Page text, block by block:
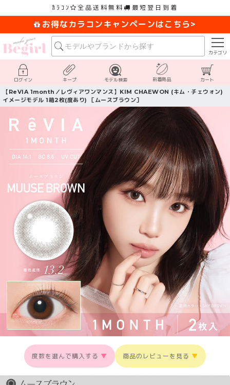
ｶﾗｺﾝ 全品送料無料 最短翌日到着
お得なカラコンキャンペーンはこちら>
カテゴリ
ログイン キープ モデル検索 新着商品 カート
【ReVIA 1month／レヴィアワンマンス】KIM CHAEWON (キム・チェウォン)
イメージモデル 1箱2枚(度あり) ［ムースブラウン］
度数を選んで購入する ▼ 商品のレビューを見る ▼